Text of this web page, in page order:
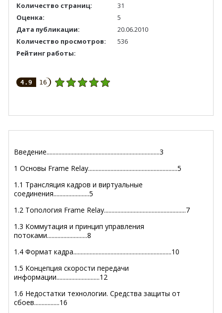
Количество страниц:
31
Оценка:
5
Дата публикации:
20.06.2010
Количество просмотров:
536
Рейтинг работы:
4.9 16
Введение............................................................................3
1 Основы Frame Relay............................................................5
1.1 Трансляция кадров и виртуальные
соединения........................5
1.2 Топология Frame Relay.......................................................7
1.3 Коммутация и принцип управления
потоками...........................8
1.4 Формат кадра..................................................................10
1.5 Концепция скорости передачи
информации.............................12
1.6 Недостатки технологии. Средства защиты от
сбоев.................16